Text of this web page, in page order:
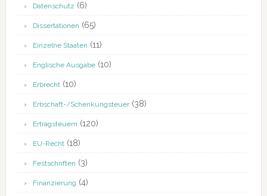
Datenschutz (6)
Dissertationen (65)
Einzelne Staaten (11)
Englische Ausgabe(10)
Erbrecht(10)
Erbschaft-/Schenkungsteuer(38)
Ertragsteuern (120)
EU-Recht(18)
Festschriften (3)
Finanzierung (4)